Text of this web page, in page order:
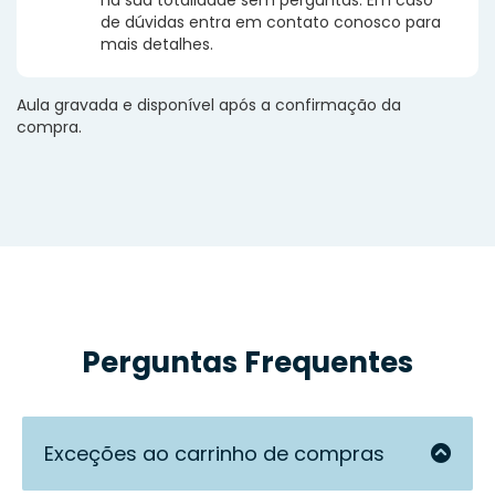
de dúvidas entra em contato conosco para
mais detalhes.
Aula gravada e disponível após a confirmação da
compra.
Perguntas Frequentes
Exceções ao carrinho de compras